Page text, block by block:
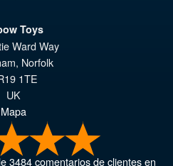
Toys
Ward Way
, Norfolk
1TE
UK
Mapa
3484comentarios de clientes en